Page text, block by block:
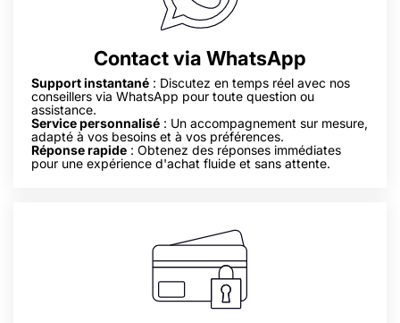
Contact via WhatsApp
Support instantané : Discutez en temps réel avec nos
conseillers via WhatsApp pour toute question ou
assistance.
Service personnalisé : Un accompagnement sur mesure,
adapté à vos besoins et à vos préférences.
Réponse rapide : Obtenez des réponses immédiates
pour une expérience d'achat fluide et sans attente.